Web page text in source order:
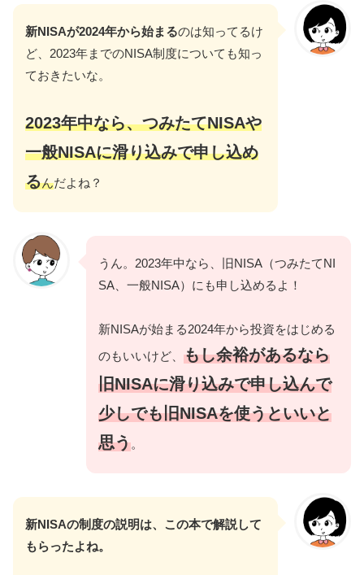
新NISAが2024年から始まるのは知ってるけ
ど、2023年までのNISA制度についても知っ
ておきたいな。
2023年中なら、つみたてNISAや
一般NISAに滑り込みで申し込め
るんだよね？
うん。2023年中なら、旧NISA（つみたてNI
SA、一般NISA）にも申し込めるよ！
新NISAが始まる2024年から投資をはじめる
のもいいけど、 もし余裕があるなら
旧NISAに滑り込みで申し込んで
少しでも旧NISAを使うといいと
思う。
新NISAの制度の説明は、この本で解説して
もらったよね。